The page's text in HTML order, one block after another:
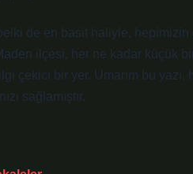
de en basit haliyle,
ilçesi, her ne kadar küçük
çekici bir yer. Umarım bu
sağlamıştır.